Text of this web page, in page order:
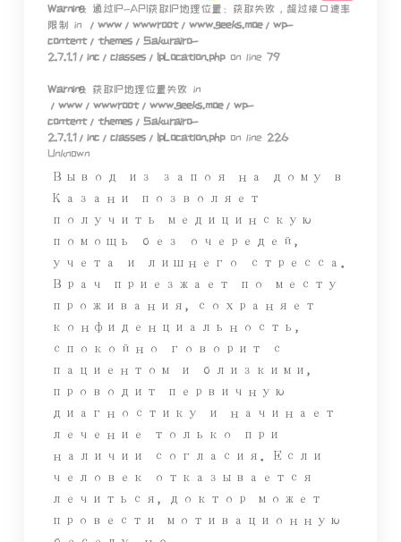
Warning: 通过IP-API获取IP地理位置：获取失败，超过接口速率
限制 in
/www/wwwroot/www.geeks.moe/wp-
content/themes/Sakurairo-
2.7.1.1/inc/classes/IpLocation.phpon line 79
Warning: 获取IP地理位置失败 in
/www/wwwroot/www.geeks.moe/wp-
content/themes/Sakurairo-
2.7.1.1/inc/classes/IpLocation.phpon line 226
Unknown
Вывод из запоя на дому в
Казани позволяет
получить медицинскую
помощь без очередей,
учета и лишнего стресса.
Врач приезжает по месту
проживания, сохраняет
конфиденциальность,
спокойно говорит с
пациентом и близкими,
проводит первичную
диагностику и начинает
лечение только при
наличии согласия. Если
человек отказывается
лечиться, доктор может
провести мотивационную